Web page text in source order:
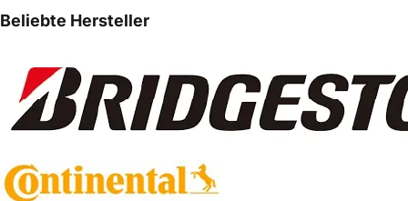
Beliebte Hersteller